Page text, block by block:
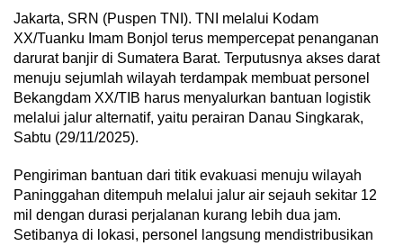
Jakarta, SRN (Puspen TNI). TNI melalui Kodam
XX/Tuanku Imam Bonjol terus mempercepat penanganan
darurat banjir di Sumatera Barat. Terputusnya akses darat
menuju sejumlah wilayah terdampak membuat personel
Bekangdam XX/TIB harus menyalurkan bantuan logistik
melalui jalur alternatif, yaitu perairan Danau Singkarak,
Sabtu (29/11/2025).
Pengiriman bantuan dari titik evakuasi menuju wilayah
Paninggahan ditempuh melalui jalur air sejauh sekitar 12
mil dengan durasi perjalanan kurang lebih dua jam.
Setibanya di lokasi, personel langsung mendistribusikan